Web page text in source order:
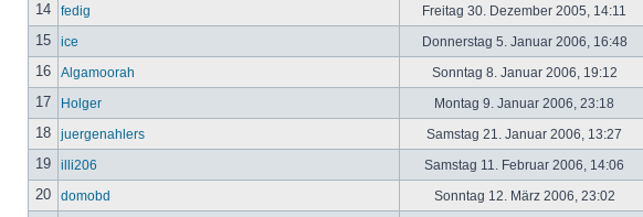
14
fedig Freitag 30. Dezember 2005, 14:11
15
ice Donnerstag 5. Januar 2006, 16:48
16
Algamoorah Sonntag 8. Januar 2006, 19:12
17
Holger Montag 9. Januar 2006, 23:18
18
juergenahlers Samstag 21. Januar 2006, 13:27
19
illi206 Samstag 11. Februar 2006, 14:06
20
domobd Sonntag 12. März 2006, 23:02